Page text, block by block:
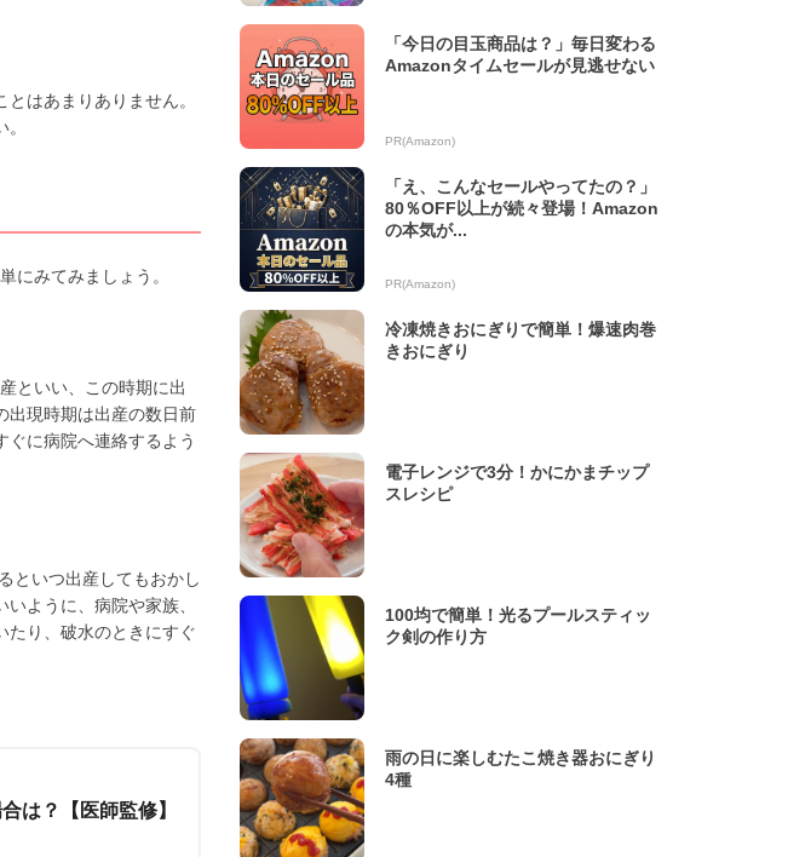
はあまりありません。
にみてみましょう。
といい、この時期に出
出現時期は出産の数日前
ぐに病院へ連絡するよう
といつ出産してもおかし
ように、病院や家族、
たり、破水のときにすぐ
は？【医師監修】
「今日の目玉商品は？」毎日変わる
Amazonタイムセールが見逃せない
PR(Amazon)
「え、こんなセールやってたの？」
80％OFF以上が続々登場！Amazon
の本気が...
PR(Amazon)
冷凍焼きおにぎりで簡単！爆速肉巻
きおにぎり
電子レンジで3分！かにかまチップ
スレシピ
100均で簡単！光るプールスティッ
ク剣の作り方
雨の日に楽しむたこ焼き器おにぎり
4種